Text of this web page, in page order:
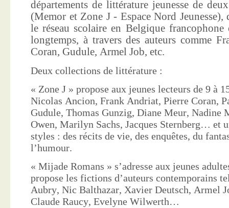
départements de littérature jeunesse de
(Memor et Zone J - Espace Nord
le réseau scolaire en Belgique francophone
longtemps, à travers des auteurs comme
Coran, Gudule, Armel Job, etc.
Deux collections de littérature :
« Zone J » propose aux jeunes lecteurs de 9 à
Nicolas Ancion, Frank Andriat, Pierre Coran,
Gudule, Thomas Gunzig, Diane Meur, Nadine
Owen, Marilyn Sachs, Jacques Sternberg… et
styles : des récits de vie, des enquêtes, du
l’humour.
« Mijade Romans » s’adresse aux jeunes
propose les fictions d’auteurs contemporains
Aubry, Nic Balthazar, Xavier Deutsch, Armel
Claude Raucy, Evelyne Wilwerth…